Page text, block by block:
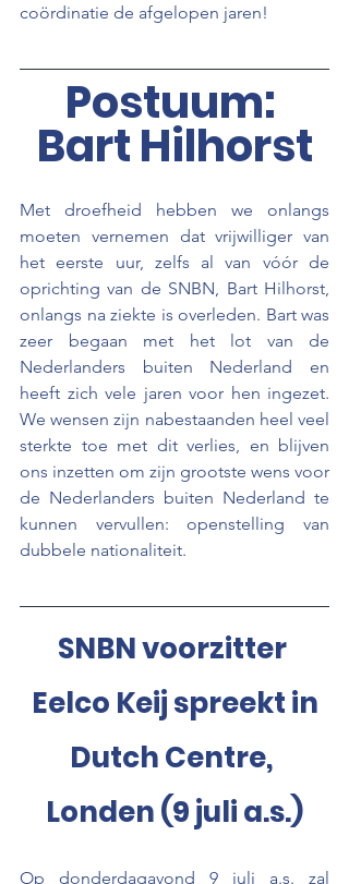
coördinatie de afgelopen jaren!
Postuum:
Bart Hilhorst
Met droefheid hebben we onlangs
moeten vernemen dat vrijwilliger van
het eerste uur, zelfs al van vóór de
oprichting van de SNBN, Bart Hilhorst,
onlangs na ziekte is overleden. Bart was
zeer begaan met het lot van de
Nederlanders buiten Nederland en
heeft zich vele jaren voor hen ingezet.
We wensen zijn nabestaanden heel veel
sterkte toe met dit verlies, en blijven
ons inzetten om zijn grootste wens voor
de Nederlanders buiten Nederland te
kunnen vervullen: openstelling van
dubbele nationaliteit.
SNBN voorzitter
Eelco Keij spreekt in
Dutch Centre,
Londen (9 juli a.s.)